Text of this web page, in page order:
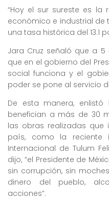
“Hoy el sur sureste es
económico e industrial de
una tasa histórica del 13.1
Jara Cruz señaló que a
que en el gobierno del
social funciona y el
poder se pone al servicio
De esta manera,
benefician a más de 30
las obras realizadas que
país, como la reciente
Internacional de Tulum
dijo, “el Presidente de
sin corrupción, sin
dinero del pueblo,
acciones”.